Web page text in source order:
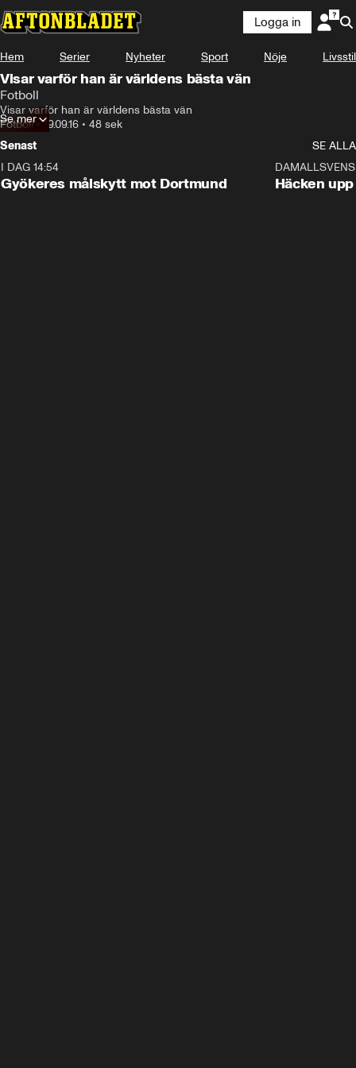
Logga in
Hem Serier Nyheter Sport Nöje Livsstil
Visar varför han är världens bästa vän
Fotboll
Visar varför han är världens bästa vän
Fotboll•19.09.16 • 48 sek
Se mer
Senast
SE ALLA
I DAG 14:54
Gyökeres målskytt mot Dortmund Häcken